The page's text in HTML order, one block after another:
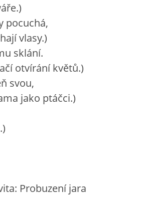
JARO
- PODZIM
pocuchá,
vlasy.)
sklání.
otvírání květů.)
svou,
jako ptáčci.)
Probuzení jara